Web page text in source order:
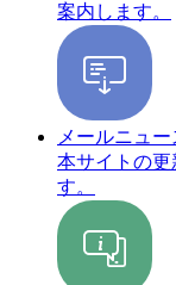
案内します。
メールニュ
本サイトの更
す。